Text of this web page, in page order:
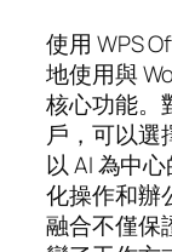
使用 WPS
地使用與
核心功能。
戶，可以選
以 AI 為中
化操作和辦
融合不僅保